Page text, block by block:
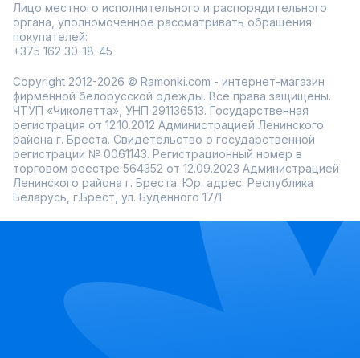
Лицо местного исполнительного и распорядительного
органа, уполномоченное рассматривать обращения
покупателей:
+375 162 30-18-45
Copyright 2012-2026 © Ramonki.com - интернет-магазин
фирменной белорусской одежды. Все права защищены.
ЧТУП «Чиколетта», УНП 291136513. Государственная
регистрация от 12.10.2012 Администрацией Ленинского
района г. Бреста. Свидетельство о государственной
регистрации № 0061143. Регистрационный номер в
торговом реестре 564352 от 12.09.2023 Администрацией
Ленинского района г. Бреста. Юр. адрес: Республика
Беларусь, г.Брест, ул. Буденного 17/1.